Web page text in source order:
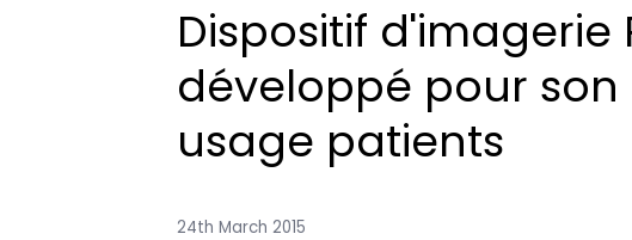
Dispositif d'imagerie
développé pour
usage patients
24th March 2015